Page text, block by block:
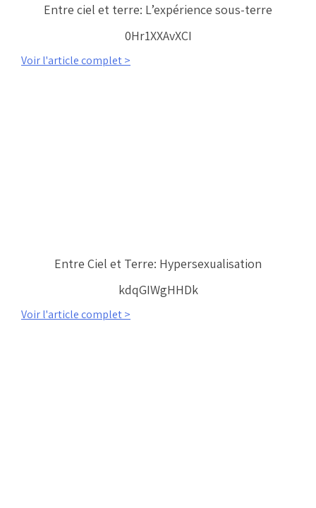
Entre ciel et terre: L’expérience sous-terre
0Hr1XXAvXCI
Voir l'article complet >
Entre Ciel et Terre: Hypersexualisation
kdqGIWgHHDk
Voir l'article complet >